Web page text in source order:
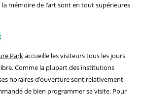
mémoire de l’art sont en tout supérieures
Parkaccueille les visiteurs tous les jours
Comme la plupart des institutions
horaires d’ouverture sont relativement
de bien programmer sa visite. Pour